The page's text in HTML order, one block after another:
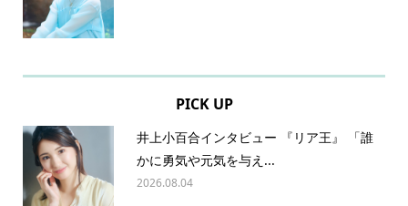
PICK UP
井上小百合インタビュー 『リア王』 「誰
かに勇気や元気を与え...
2026.08.04